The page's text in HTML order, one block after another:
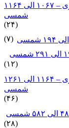
قرن دوازده هجری – ۱۰۶۷ الی ۱۱۶۴
شمسی
(۲۴)
(۷)
(۱۲)
قرن سیزده هجری – ۱۱۶۴ الی ۱۲۶۱
شمسی
(۴۶)
(۲۸)